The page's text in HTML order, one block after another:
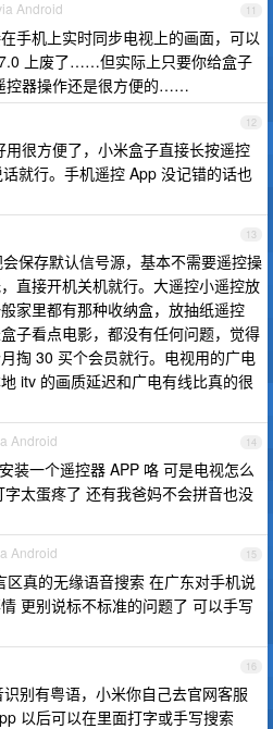
11
Android
手机上实时同步电视上的画面，可以
上废了……但实际上只要你给盒子
控器操作还是很方便的……
12
用很方便了，小米盒子直接长按遥控
就行。手机遥控 App 没记错的话也
13
保存默认信号源，基本不需要遥控操
直接开机关机就行。大遥控小遥控放
家里都有那种收纳盒，放抽纸遥控
子看点电影，都没有任何问题，觉得
掏 30 买个会员就行。电视用的广电
itv 的画质延迟和广电有线比真的很
14
Android
装一个遥控器 APP 咯 可是电视怎么
太蛋疼了 还有我爸妈不会拼音也没
15
Android
区真的无缘语音搜索 在广东对手机说
更别说标不标准的问题了 可以手写
16
别有粤语，小米你自己去官网客服
以后可以在里面打字或手写搜索